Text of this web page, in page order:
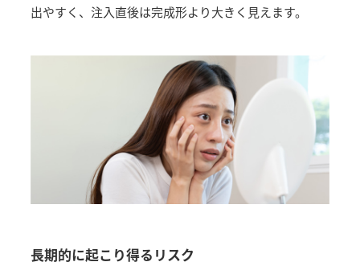
出やすく、注入直後は完成形より大きく見えます。
長期的に起こり得るリスク